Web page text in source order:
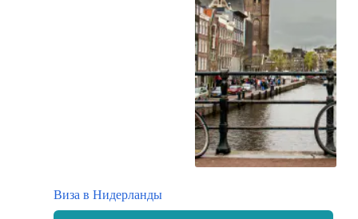
Виза в Нидерланды